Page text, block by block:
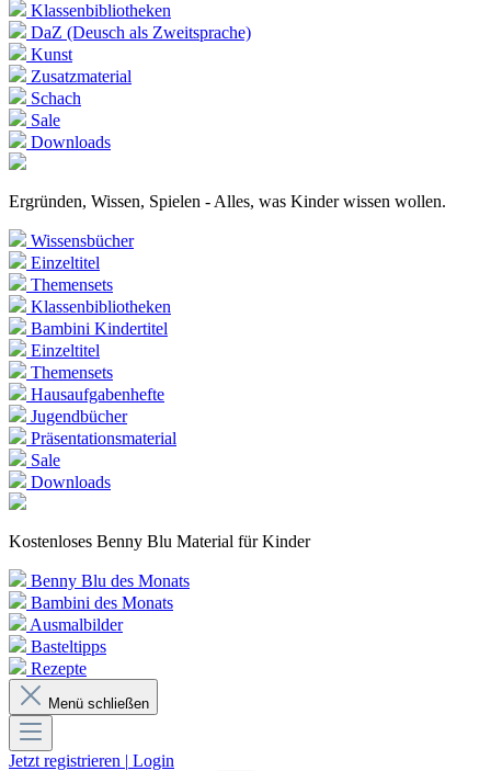
Klassenbibliotheken
DaZ (Deusch als Zweitsprache)
Kunst
Zusatzmaterial
Schach
Sale
Downloads
Ergründen, Wissen, Spielen - Alles, was Kinder wissen wollen.
Wissensbücher
Einzeltitel
Themensets
Klassenbibliotheken
Bambini Kindertitel
Einzeltitel
Themensets
Hausaufgabenhefte
Jugendbücher
Präsentationsmaterial
Sale
Downloads
Kostenloses Benny Blu Material für Kinder
Benny Blu des Monats
Bambini des Monats
Ausmalbilder
Basteltipps
Rezepte
Menü schließen
Jetzt registrieren | Login